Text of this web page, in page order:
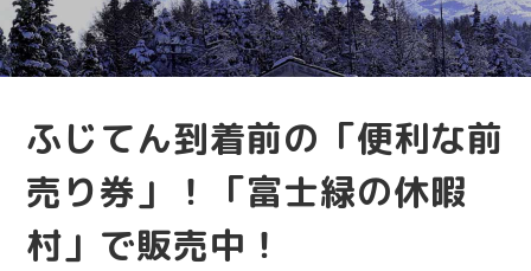
ふじてん到着前の「便利な前
売り券」！「富士緑の休暇
村」で販売中！